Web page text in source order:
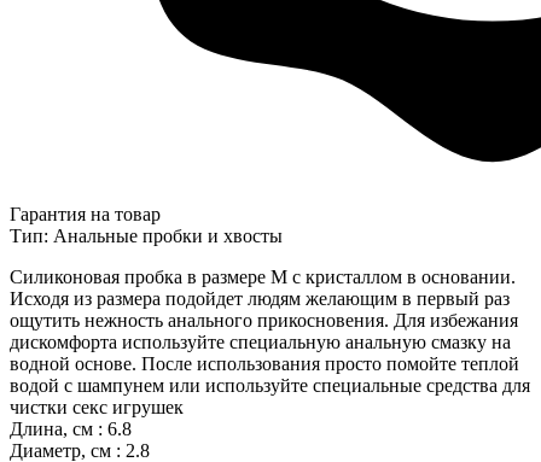
Гарантия на товар
Тип: Анальные пробки и хвосты
Силиконовая пробка в размере M с кристаллом в основании.
Исходя из размера подойдет людям желающим в первый раз
ощутить нежность анального прикосновения. Для избежания
дискомфорта используйте специальную анальную смазку на
водной основе. После использования просто помойте теплой
водой с шампунем или используйте специальные средства для
чистки секс игрушек
Длина, см : 6.8
Диаметр, см : 2.8